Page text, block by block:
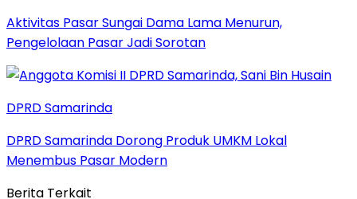
Aktivitas Pasar Sungai Dama Lama Menurun,
Pengelolaan Pasar Jadi Sorotan
DPRD Samarinda
DPRD Samarinda Dorong Produk UMKM Lokal
Menembus Pasar Modern
Berita Terkait